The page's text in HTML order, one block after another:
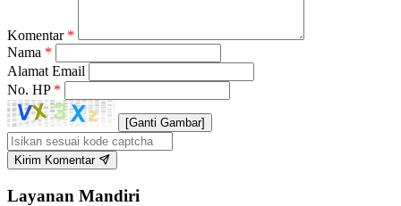
Komentar *
Nama *
Alamat Email
No. HP *
[Ganti Gambar]
Kirim Komentar
Layanan Mandiri